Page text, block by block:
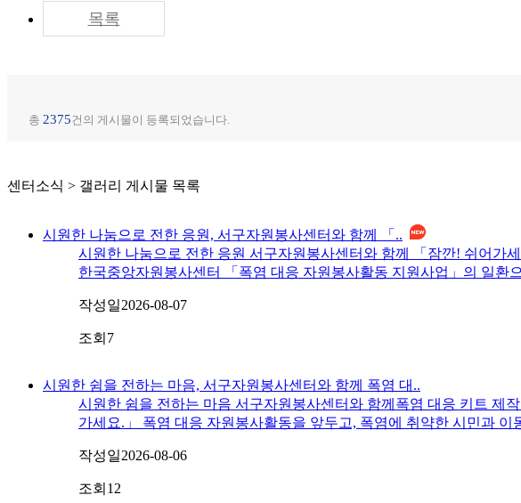
목록
총 2375건의 게시물이 등록되었습니다.
센터소식 > 갤러리 게시물 목록
시원한 나눔으로 전한 응원, 서구자원봉사센터와 함께 「..
시원한 나눔으로 전한 응원 서구자원봉사센터와 함께 「잠깐! 쉬어가
한국중앙자원봉사센터 「폭염 대응 자원봉사활동 지원사업」의 일환
작성일2026-08-07
조회 7
시원한 쉼을 전하는 마음, 서구자원봉사센터와 함께 폭염 대..
시원한 쉼을 전하는 마음 서구자원봉사센터와 함께폭염 대응 키트 제
가세요.」 폭염 대응 자원봉사활동을 앞두고, 폭염에 취약한 시민과 이
작성일2026-08-06
조회 12